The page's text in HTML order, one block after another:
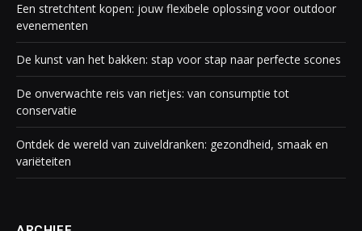
Een stretchtent kopen: jouw flexibele oplossing voor outdoor
evenementen
De kunst van het bakken: stap voor stap naar perfecte scones
De onverwachte reis van rietjes: van consumptie tot
conservatie
Ontdek de wereld van zuiveldranken: gezondheid, smaak en
variëteiten